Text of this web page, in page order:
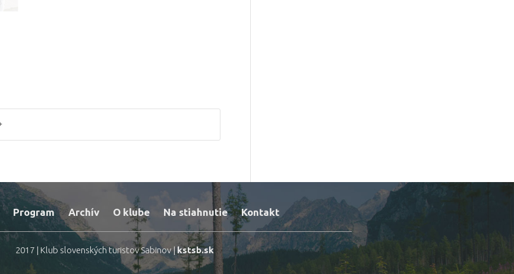
Program Archív O klube Na stiahnutie Kontakt
2017 | Klub slovenských turistov Sabinov | kstsb.sk